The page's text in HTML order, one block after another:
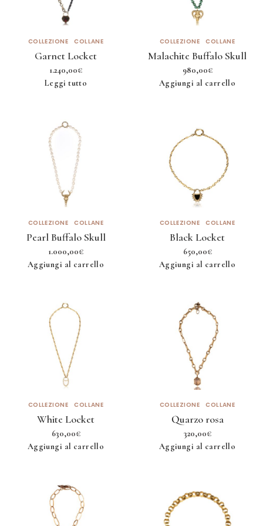
COLLEZIONE COLLANE
Garnet Locket
1.240,00€
Leggi tutto
COLLEZIONE COLLANE
Malachite Buffalo Skull
980,00€
Aggiungi al carrello
COLLEZIONE COLLANE
Pearl Buffalo Skull
1.000,00€
Aggiungi al carrello
COLLEZIONE COLLANE
Black Locket
650,00€
Aggiungi al carrello
COLLEZIONE COLLANE
White Locket
630,00€
Aggiungi al carrello
COLLEZIONE COLLANE
Quarzo rosa
320,00€
Aggiungi al carrello